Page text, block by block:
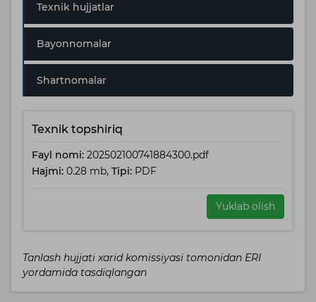
Texnik hujjatlar
Bayonnomalar
Shartnomalar
Texnik topshiriq
Fayl nomi: 202502100741884300.pdf
Hajmi: 0.28 mb, Tipi: PDF
Yuklab olish
Tanlash hujjati xarid komissiyasi tomonidan ERI
yordamida tasdiqlangan